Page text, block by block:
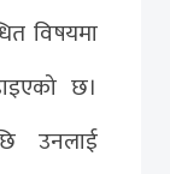
विषयमा
छ।
उनलाई